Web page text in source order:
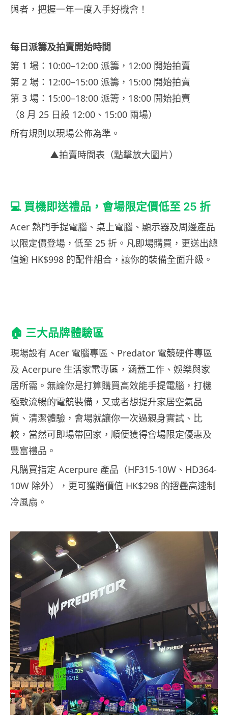
與者，把握一年一度入手好機會！
每日派籌及拍賣開始時間
第 1 場：10:00–12:00 派籌，12:00 開始拍賣
第 2 場：12:00–15:00 派籌，15:00 開始拍賣
第 3 場：15:00–18:00 派籌，18:00 開始拍賣
（8 月 25 日設 12:00、15:00 兩場）
所有規則以現場公佈為準。
▲拍賣時間表（點擊放大圖片）
💻 買機即送禮品，會場限定價低至 25 折
Acer 熱門手提電腦、桌上電腦、顯示器及周邊產品
以限定價登場，低至 25 折。凡即場購買，更送出總
值逾 HK$998 的配件組合，讓你的裝備全面升級。
🏠 三大品牌體驗區
現場設有 Acer 電腦專區、Predator 電競硬件專區
及 Acerpure 生活家電專區，涵蓋工作、娛樂與家
居所需。無論你是打算購買高效能手提電腦，打機
極致流暢的電競裝備，又或者想提升家居空氣品
質、清潔體驗，會場就讓你一次過親身實試、比
較，當然可即場帶回家，順便獲得會場限定優惠及
豐富禮品。
凡購買指定 Acerpure 產品（HF315-10W、HD364-
10W 除外），更可獲贈價值 HK$298 的摺疊高速制
冷風扇。